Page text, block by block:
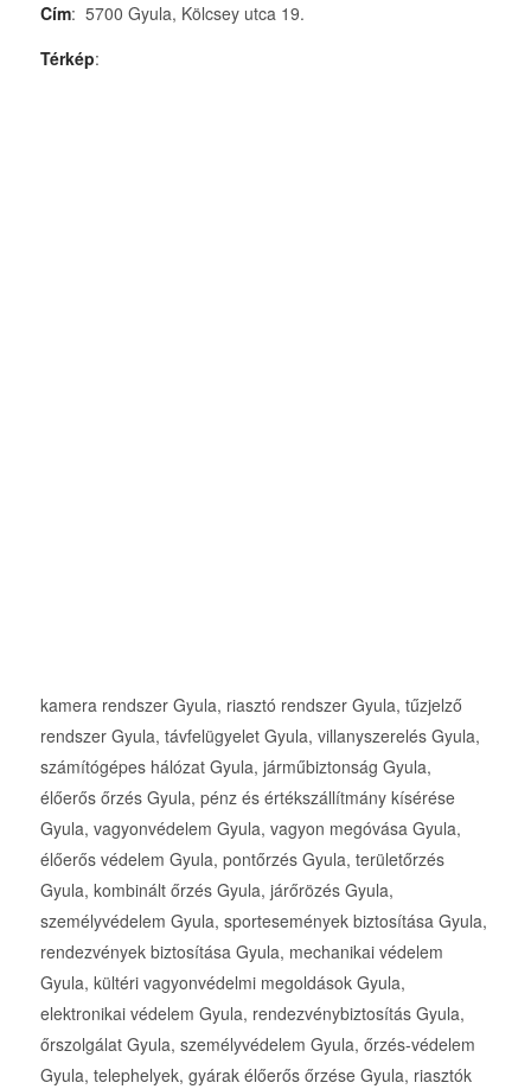
Cím: 5700 Gyula, Kölcsey utca 19.
Térkép:
kamera rendszer Gyula, riasztó rendszer Gyula, tűzjelző
rendszer Gyula, távfelügyelet Gyula, villanyszerelés Gyula,
számítógépes hálózat Gyula, járműbiztonság Gyula,
élőerős őrzés Gyula, pénz és értékszállítmány kísérése
Gyula, vagyonvédelem Gyula, vagyon megóvása Gyula,
élőerős védelem Gyula, pontőrzés Gyula, területőrzés
Gyula, kombinált őrzés Gyula, járőrözés Gyula,
személyvédelem Gyula, sportesemények biztosítása Gyula,
rendezvények biztosítása Gyula, mechanikai védelem
Gyula, kültéri vagyonvédelmi megoldások Gyula,
elektronikai védelem Gyula, rendezvénybiztosítás Gyula,
őrszolgálat Gyula, személyvédelem Gyula, őrzés-védelem
Gyula, telephelyek, gyárak élőerős őrzése Gyula, riasztók